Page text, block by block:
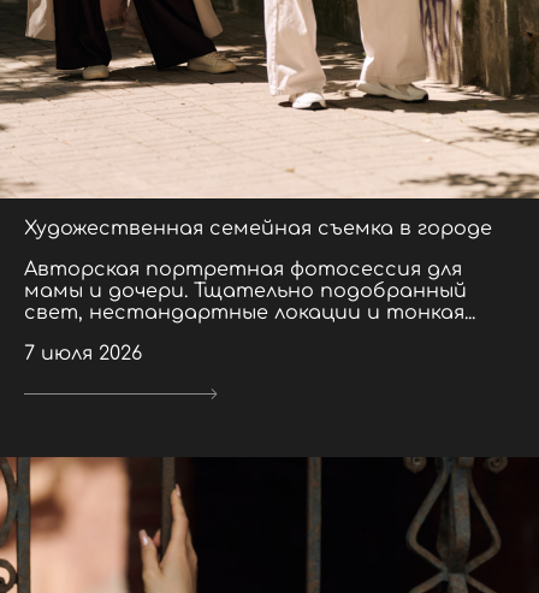
Художественная семейная съемка в городе
Авторская портретная фотосессия для
мамы и дочери. Тщательно подобранный
свет, нестандартные локации и тонкая...
7 июля 2026